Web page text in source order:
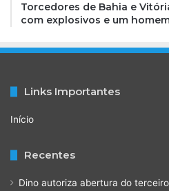
Torcedores de Bahia e
com explosivos e um
Links Importantes
Início
Recentes
Dino autoriza abertura do